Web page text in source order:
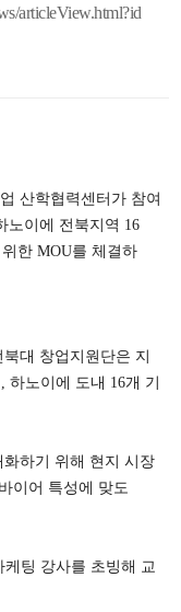
뉴
articleView.html?id
산학협력센터가 참여
노이에 전북지역 16
한 MOU를 체결하
대 창업지원단은 지
노이에 도내 16개 기
하기 위해 현지 시장
이어 특성에 맞도
팅 강사를 초빙해 교